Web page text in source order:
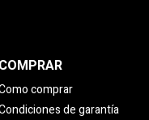
COMPRAR
comprar
de garantía